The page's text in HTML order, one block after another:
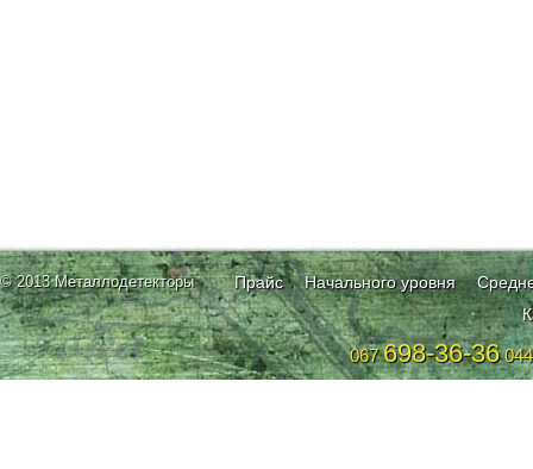
© 2013 Металлодетекторы Прайс Начального уровня
067698-36-36